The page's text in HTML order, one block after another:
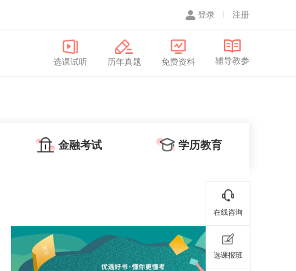
登录 注册
选课试听 历年真题 免费资料 辅导教参
金融考试 学历教育
在线咨询
选课报班